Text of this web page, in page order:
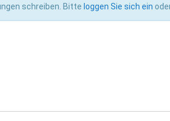
schreiben. Bitte loggen Sie sich ein